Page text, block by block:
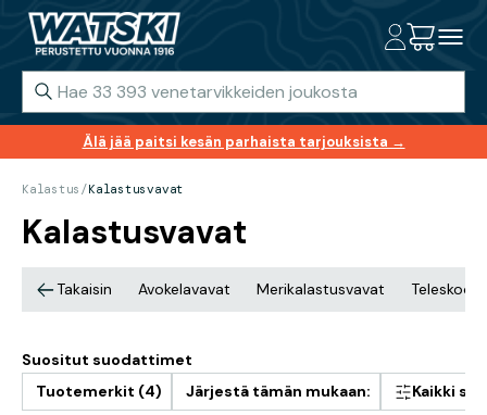
Älä jää paitsi kesän parhaista tarjouksista →
Kalastus /Kalastusvavat
Kalastusvavat
Takaisin Avokelavavat Merikalastusvavat
Suositut suodattimet
Tuotemerkit (4)
Järjestä tämän mukaan: Kaikki